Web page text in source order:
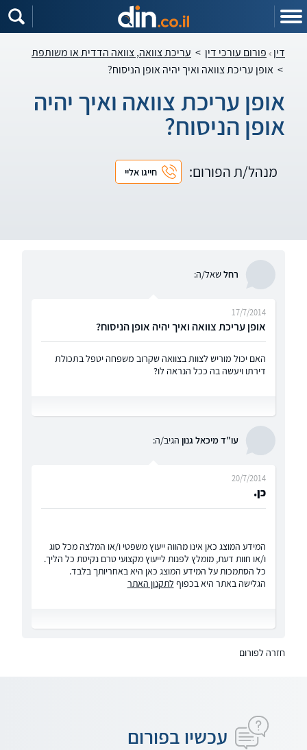
דין פורום עורכי דין > עריכת צוואה, צוואה הדדית או משותפת
> אופן עריכת צוואה ואיך יהיה אופן הניסוח?
אופן עריכת צוואה ואיך יהיה
אופן הניסוח?
מנהל/ת הפורום: חייגו אליי
רחלשאל/ה:
אופן עריכת צוואה ואיך יהיה אופן הניסוח?
17/7/2014
האם יכול מוריש לצוות בצוואה שקרוב משפחה יטפל בתכולת
דירתו ויעשה בה ככל הנראה לו?
עו"ד מיכאל גנון הגיב/ה:
כן.
20/7/2014
המידע המוצג כאן אינו מהווה ייעוץ משפטי ו/או המלצה מכל סוג
ו/או חוות דעת, מומלץ לפנות לייעוץ מקצועי טרם נקיטת כל הליך.
כל הסתמכות על המידע המוצג כאן היא באחריותך בלבד.
הגלישה באתר היא בכפוף לתקנון האתר
חזרה לפורום
עכשיו בפורום